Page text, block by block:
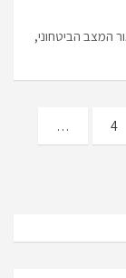
המצב הביטחוני,
4
…